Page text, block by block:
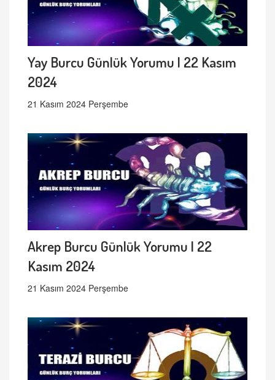
Yay Burcu Günlük Yorumu | 22 Kasım
2024
21 Kasım 2024 Perşembe
Akrep Burcu Günlük Yorumu | 22
Kasım 2024
21 Kasım 2024 Perşembe